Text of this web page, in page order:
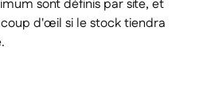
sont définis par site, et
d'œil si le stock tiendra